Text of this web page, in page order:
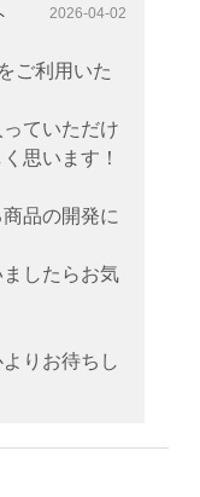
2026-04-02
ご利用いた
ていただけ
思います！
品の開発に
したらお気
りお待ちし